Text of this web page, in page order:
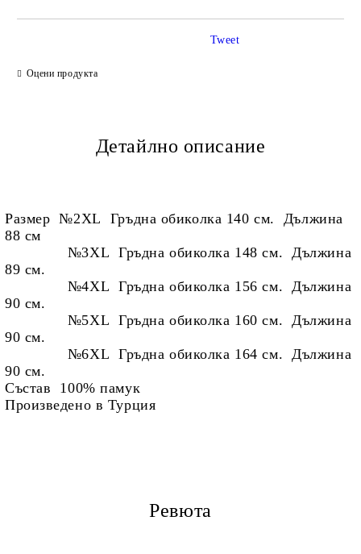
Оцени продукта
Tweet
Детайлно описание
Размер №2XL Гръдна обиколка 140 см. Дължина
88 см
№3XL Гръдна обиколка 148 см. Дължина
89 см.
№4XL Гръдна обиколка 156 см. Дължина
90 см.
№5XL Гръдна обиколка 160 см. Дължина
90 см.
№6XL Гръдна обиколка 164 см. Дължина
90 см.
Състав 100% памук
Произведено в Турция
Ревюта